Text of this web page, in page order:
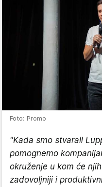
Foto: Promo
"Kada smo stvarali
pomognemo
okruženje u kom će
zadovoljniji i